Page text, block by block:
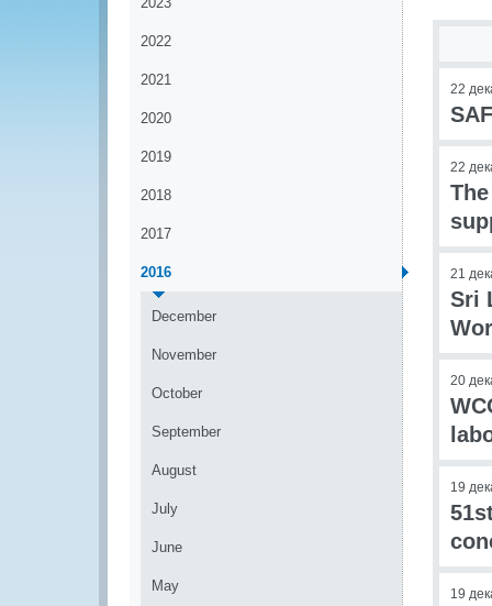
2022
2021
2020
2019
2018
2017
2016
December
November
October
September
August
July
June
May
22
22
21
Sri
20
19
19